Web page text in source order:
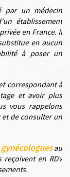
par un médecin
établissement
en France. Il
en aucun
à poser un
correspondant à
et avoir plus
vous rappelons
de consulter un
au
en RDV